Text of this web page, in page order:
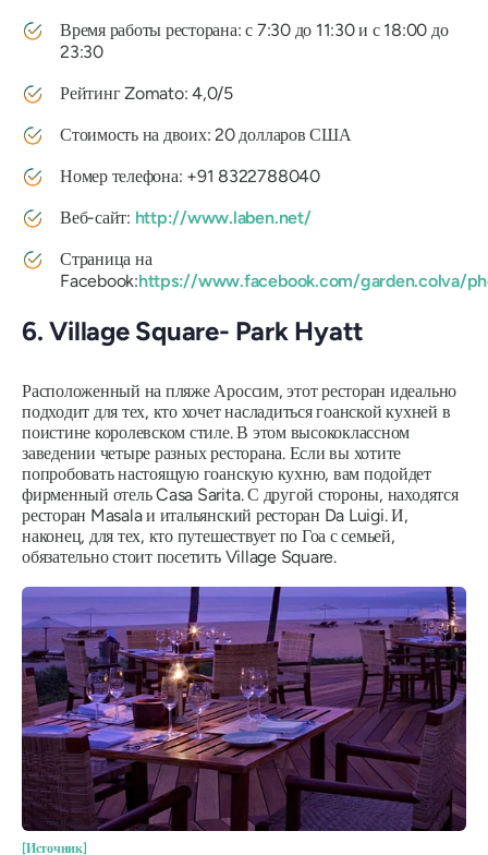
Время работы ресторана: с 7:30 до 11:30 и с 18:00 до
23:30
Рейтинг Zomato: 4,0/5
Стоимость на двоих: 20 долларов США
Номер телефона: +91 8322788040
Веб-сайт: http://www.laben.net/
Страница на
Facebook:https://www.facebook.com/garden.colva/
6. Village Square- Park Hyatt
Расположенный на пляже Ароссим, этот ресторан идеально
подходит для тех, кто хочет насладиться гоанской кухней в
поистине королевском стиле. В этом высококлассном
заведении четыре разных ресторана. Если вы хотите
попробовать настоящую гоанскую кухню, вам подойдет
фирменный отель Casa Sarita. С другой стороны, находятся
ресторан Masala и итальянский ресторан Da Luigi. И,
наконец, для тех, кто путешествует по Гоа с семьей,
обязательно стоит посетить Village Square.
[Источник]